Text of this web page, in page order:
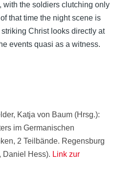
with the soldiers clutching only
that time the night scene is
Christ looks directly at
events quasi as a witness.
Katja von Baum (Hrsg.):
im Germanischen
2 Teilbände. Regensburg
Daniel Hess). Link zur